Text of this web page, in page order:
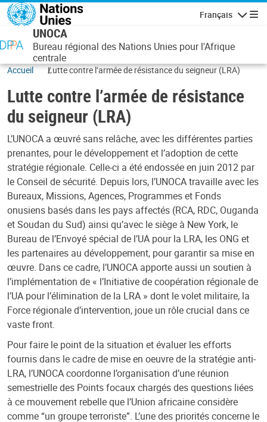
Aller au contenu principal
Français
UNOCA
Bureau régional des Nations Unies pour l'Afrique
centrale
Accueil Lutte contre l’armée de résistance du seigneur (LRA)
Lutte contre l’armée de résistance
du seigneur (LRA)
L’UNOCA a œuvré sans relâche, avec les différentes parties
prenantes, pour le développement et l’adoption de cette
stratégie régionale. Celle-ci a été endossée en juin 2012 par
le Conseil de sécurité. Depuis lors, l’UNOCA travaille avec les
Bureaux, Missions, Agences, Programmes et Fonds
onusiens basés dans les pays affectés (RCA, RDC, Ouganda
et Soudan du Sud) ainsi qu’avec le siège à New York, le
Bureau de l’Envoyé spécial de l’UA pour la LRA, les ONG et
les partenaires au développement, pour garantir sa mise en
œuvre. Dans ce cadre, l’UNOCA apporte aussi un soutien à
l’implémentation de « l’Initiative de coopération régionale de
l’UA pour l’élimination de la LRA » dont le volet militaire, la
Force régionale d’intervention, joue un rôle crucial dans ce
vaste front.
Pour faire le point de la situation et évaluer les efforts
fournis dans le cadre de mise en oeuvre de la stratégie anti-
LRA, l’UNOCA coordonne l’organisation d’une réunion
semestrielle des Points focaux chargés des questions liées
à ce mouvement rebelle que l’Union africaine considère
comme “un groupe terroriste”. L’une des priorités concerne le